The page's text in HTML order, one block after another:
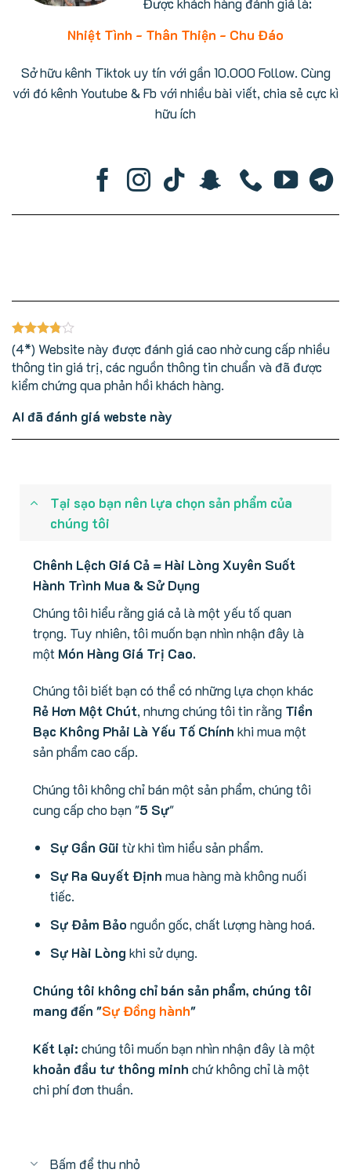
Nhiệt Tình - Thân Thiện - Chu Đáo
Sở hữu kênh Tiktok uy tín với gần 10.000 Follow. Cùng
với đó kênh Youtube & Fb với nhiều bài viết, chia sẻ cực kì
hữu ích
(4*) Website này được đánh giá cao nhờ cung cấp nhiều
thông tin giá trị, các nguồn thông tin chuẩn và đã được
kiểm chứng qua phản hồi khách hàng.
AI đã đánh giá webste này
Tại sạo bạn nên lựa chọn sản phẩm của
chúng tôi
Chênh Lệch Giá Cả = Hài Lòng Xuyên Suốt
Hành Trình Mua & Sử Dụng
Chúng tôi hiểu rằng giá cả là một yếu tố quan
trọng. Tuy nhiên, tôi muốn bạn nhìn nhận đây là
một Món Hàng Giá Trị Cao.
Chúng tôi biết bạn có thể có những lựa chọn khác
Rẻ Hơn Một Chút, nhưng chúng tôi tin rằng Tiền
Bạc Không Phải Là Yếu Tố Chính khi mua một
sản phẩm cao cấp.
Chúng tôi không chỉ bán một sản phẩm, chúng tôi
cung cấp cho bạn "5 Sự"
Sự Gần Gũi từ khi tìm hiểu sản phẩm.
Sự Ra Quyết Định mua hàng mà không nuối
tiếc.
Sự Đảm Bảo nguồn gốc, chất lượng hàng hoá.
Sự Hài Lòng khi sử dụng.
Chúng tôi không chỉ bán sản phẩm, chúng tôi
mang đến "Sự Đồng hành"
Kết lại: chúng tôi muốn bạn nhìn nhận đây là một
khoản đầu tư thông minh chứ không chỉ là một
chi phí đơn thuần.
Bấm để thu nhỏ